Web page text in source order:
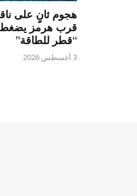
هجوم ثانٍ على
قرب هرمز يضغط
“قطر للطاقة”
3 أغسطس 2026